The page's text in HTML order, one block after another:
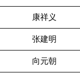
康祥义
张建明
向元朝